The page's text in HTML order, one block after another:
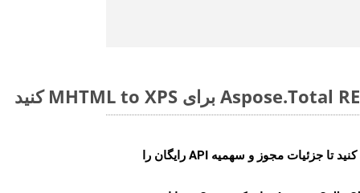
ایجاد کنید تا جزئیات مجوز و سهمیه API رایگان را